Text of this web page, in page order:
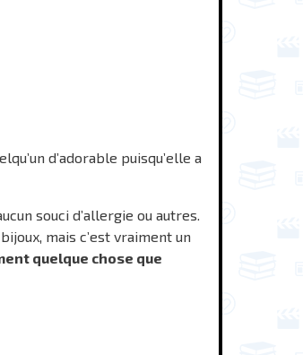
d’adorable puisqu’elle a
souci d’allergie ou autres.
mais c’est vraiment un
quelque chose que